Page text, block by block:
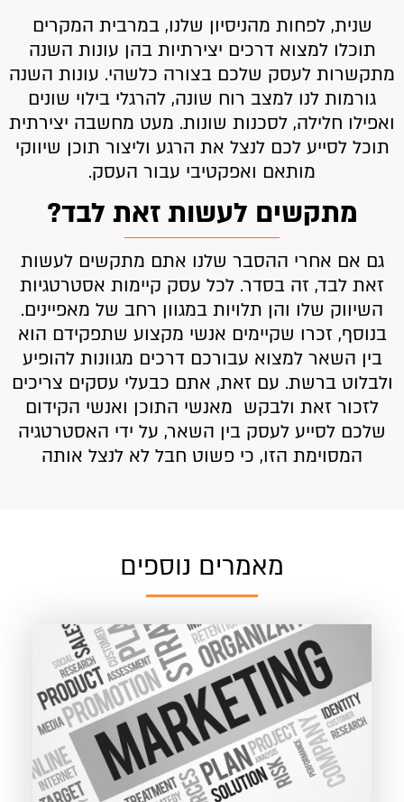
שנית, לפחות מהניסיון שלנו, במרבית המקרים
תוכלו למצוא דרכים יצירתיות בהן עונות השנה
מתקשרות לעסק שלכם בצורה כלשהי. עונות השנה
גורמות לנו למצב רוח שונה, להרגלי בילוי שונים
ואפילו חלילה, לסכנות שונות. מעט מחשבה יצירתית
תוכל לסייע לכם לנצל את הרגע וליצור תוכן שיווקי
מותאם ואפקטיבי עבור העסק.
מתקשים לעשות זאת לבד?
גם אם אחרי ההסבר שלנו אתם מתקשים לעשות
זאת לבד, זה בסדר. לכל עסק קיימות אסטרטגיות
השיווק שלו והן תלויות במגוון רחב של מאפיינים.
בנוסף, זכרו שקיימים אנשי מקצוע שתפקידם הוא
בין השאר למצוא עבורכם דרכים מגוונות להופיע
ולבלוט ברשת. עם זאת, אתם כבעלי עסקים צריכים
לזכור זאת ולבקש מאנשי התוכן ואנשי הקידום
שלכם לסייע לעסק בין השאר, על ידי האסטרטגיה
המסוימת הזו, כי פשוט חבל לא לנצל אותה
מאמרים נוספים